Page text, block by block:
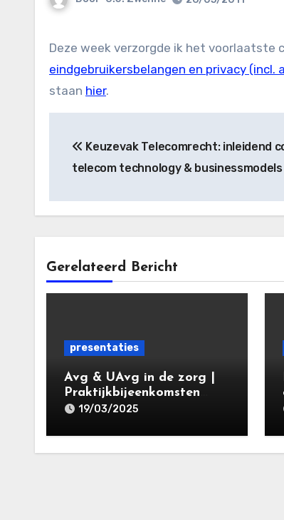
Deze week verzorgde ik het
eindgebruikersbelangen en privacy
staan hier.
navigatie
Keuzevak Telecomrecht: inleidend
telecom technology & businessmodels
Gerelateerd Bericht
presentaties
Avg & UAvg in de zorg |
Praktijkbijeenkomsten
Privacy &
de Zorg 2025 | Leiden
Law Academy 19 maart
19/03/2025